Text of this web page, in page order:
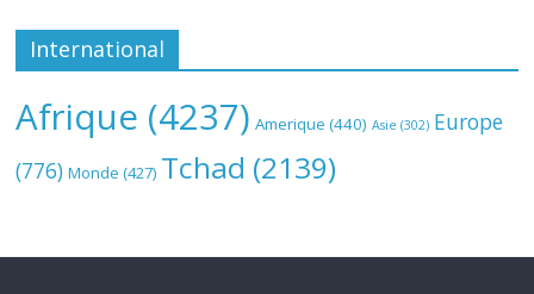
International
Afrique (4237) Amerique (440) Asie (302) Europe
(776) Monde (427) Tchad (2139)